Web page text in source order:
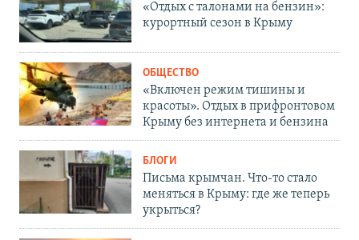
«Отдых с талонами на бензин»:
курортный сезон в Крыму
ОБЩЕСТВО
«Включен режим тишины и
красоты». Отдых в прифронтовом
Крыму без интернета и бензина
БЛОГИ
Письма крымчан. Что-то стало
меняться в Крыму: где же теперь
укрыться?